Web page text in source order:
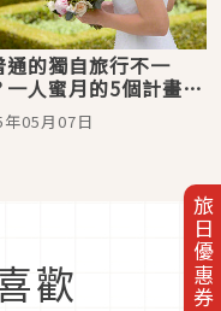
旅日優惠券
通的獨自旅行不一
一人蜜月的5個計畫重
年05月07日
歡